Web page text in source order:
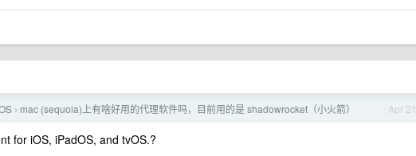
Apr 21
› mac (sequoia)上有啥好用的代理软件吗，目前用的是 shadowrocket（小火箭）
for iOS, iPadOS, and tvOS.?